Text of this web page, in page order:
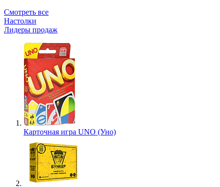
Смотреть все
Настолки
Лидеры продаж
Карточная игра UNO (Уно)